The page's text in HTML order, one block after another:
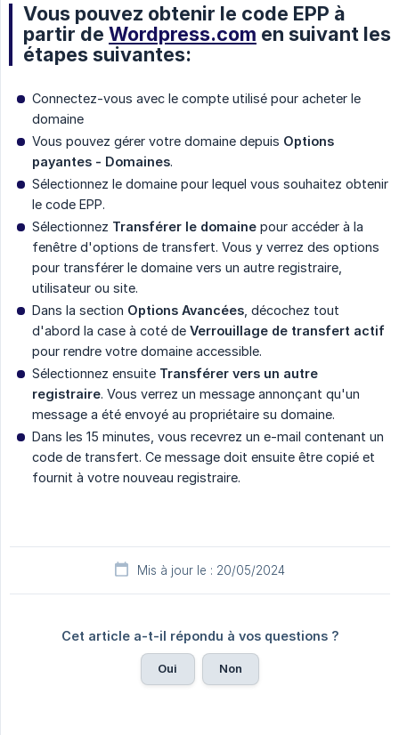
Vous pouvez obtenir le code EPP à
partir de Wordpress.com en suivant les
étapes suivantes:
Connectez-vous avec le compte utilisé pour acheter le
domaine
Vous pouvez gérer votre domaine depuis Options
payantes - Domaines.
Sélectionnez le domaine pour lequel vous souhaitez obtenir
le code EPP.
Sélectionnez Transférer le domaine pour accéder à la
fenêtre d'options de transfert. Vous y verrez des options
pour transférer le domaine vers un autre registraire,
utilisateur ou site.
Dans la section Options Avancées , décochez tout
d'abord la case à coté de Verrouillage de transfert actif
pour rendre votre domaine accessible.
Sélectionnez ensuite Transférer vers un autre
registraire. Vous verrez un message annonçant qu'un
message a été envoyé au propriétaire su domaine.
Dans les 15 minutes, vous recevrez un e-mail contenant un
code de transfert. Ce message doit ensuite être copié et
fournit à votre nouveau registraire.
Mis à jour le : 20/05/2024
Cet article a-t-il répondu à vos questions ?
Oui Non